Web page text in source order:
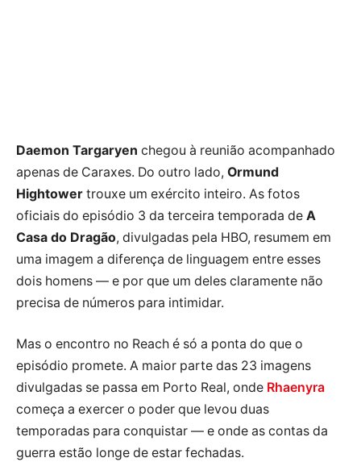
Daemon Targaryen chegou à reunião acompanhado
apenas de Caraxes. Do outro lado, Ormund
Hightower trouxe um exército inteiro. As fotos
oficiais do episódio 3 da terceira temporada de A
Casa do Dragão, divulgadas pela HBO, resumem em
uma imagem a diferença de linguagem entre esses
dois homens — e por que um deles claramente não
precisa de números para intimidar.
Mas o encontro no Reach é só a ponta do que o
episódio promete. A maior parte das 23 imagens
divulgadas se passa em Porto Real, onde Rhaenyra
começa a exercer o poder que levou duas
temporadas para conquistar — e onde as contas da
guerra estão longe de estar fechadas.